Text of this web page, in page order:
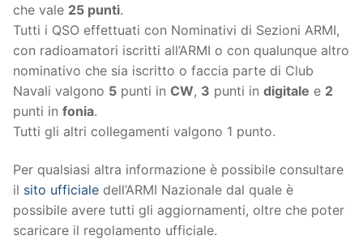
che vale 25 punti.
Tutti i QSO effettuati con Nominativi di Sezioni ARMI,
con radioamatori iscritti all’ARMI o con qualunque altro
nominativo che sia iscritto o faccia parte di Club
Navali valgono 5 punti in CW, 3 punti in digitale e 2
punti in fonia.
Tutti gli altri collegamenti valgono 1 punto.
Per qualsiasi altra informazione è possibile consultare
il sito ufficiale dell’ARMI Nazionale dal quale è
possibile avere tutti gli aggiornamenti, oltre che poter
scaricare il regolamento ufficiale.